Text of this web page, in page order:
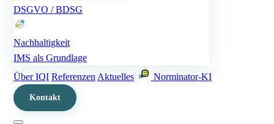
DSGVO / BDSG
Nachhaltigkeit
IMS als Grundlage
Über IQI Referenzen Aktuelles Norminator-KI
Kontakt